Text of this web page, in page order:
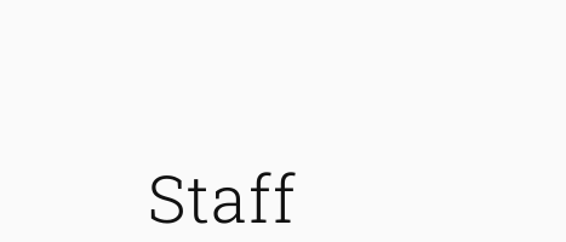
Staff